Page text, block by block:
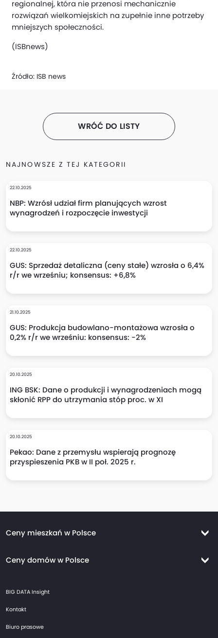
regionalnej, która nie przenosi mechanicznie
rozwiązań wielkomiejskich na zupełnie inne potrzeby
mniejszych społeczności.
(ISBnews)
Źródło: ISB news
WRÓĆ DO LISTY
NAJNOWSZE Z TEJ KATEGORII
22.10.2025
NBP: Wzrósł udział firm planujących wzrost
wynagrodzeń i rozpoczęcie inwestycji
22.10.2025
GUS: Sprzedaż detaliczna (ceny stałe) wzrosła o 6,4%
r/r we wrześniu; konsensus: +6,8%
21.10.2025
GUS: Produkcja budowlano-montażowa wzrosła o
0,2% r/r we wrześniu: konsensus: -2%
20.10.2025
ING BSK: Dane o produkcji i wynagrodzeniach mogą
skłonić RPP do utrzymania stóp proc. w XI
20.10.2025
Pekao: Dane z przemysłu wspierają prognozę
przyspieszenia PKB w II poł. 2025 r.
Ceny mieszkań w Polsce
Ceny mieszkań Kraków
Ceny domów w Polsce
Ceny domów Kraków
Ceny domów Wrocław
Ceny domów Trójmiasto
BIG DATA Insight
Kontakt
Biuro prasowe